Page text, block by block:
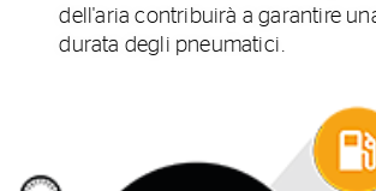
dell'aria contribuirà a garantire
durata degli pneumatici.